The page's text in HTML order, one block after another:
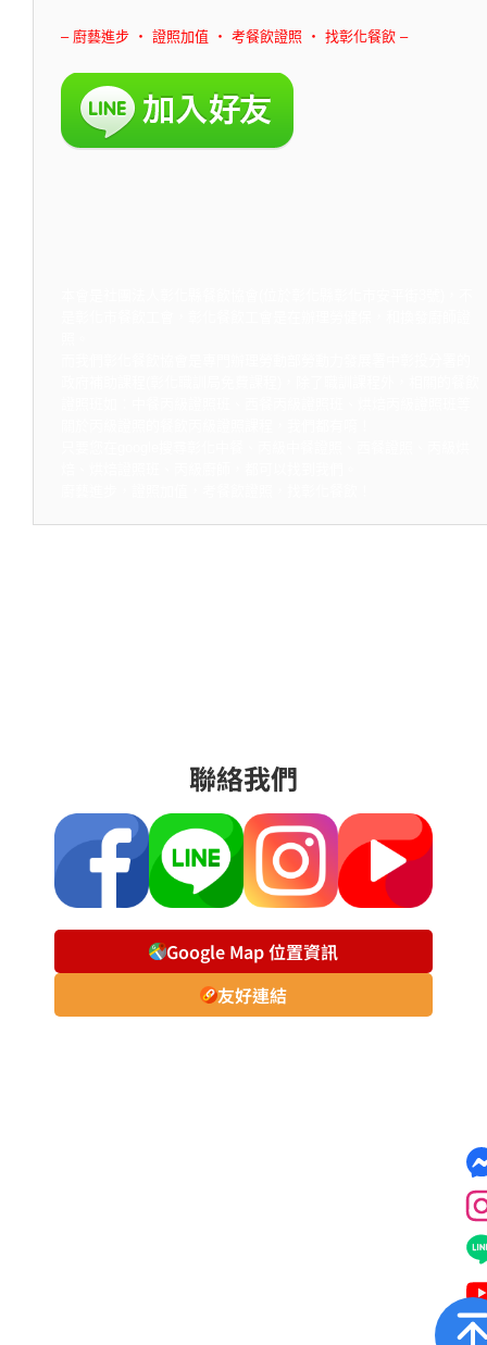
– 廚藝進步 ‧ 證照加值 ‧ 考餐飲證照 ‧ 找彰化餐飲 –
聯絡我們
Google Map 位置資訊
友好連結